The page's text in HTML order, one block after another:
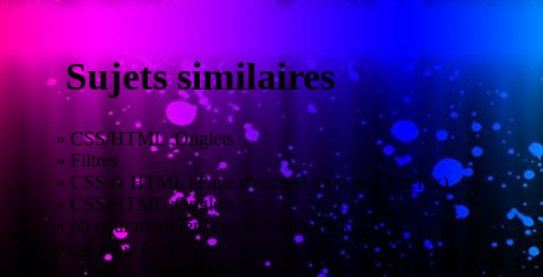
Sujets similaires
» CSS/HTML :Onglets
» Filtres
» CSS & HTML | Page d'accueil (optimisé Firefox)
» CSS/HTML :Onglets
» pb pour modifier l'apparence de lockinfo
Page
1sur